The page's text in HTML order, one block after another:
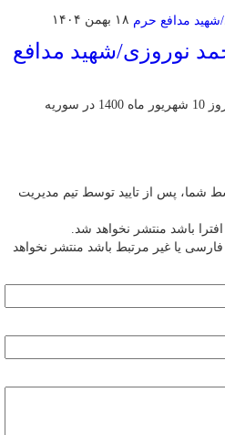
۱۸ بهمن ۱۴۰۴
نوروزی/شهید مدافع
به دلیل شدت عارضه شیمیایی در روز 10 شهریور ماه 1400 در سوریه
شما، پس از تایید توسط تیم مدیریت
باشد منتشر نخواهد شد.
فارسی یا غیر مرتبط باشد منتشر نخواهد